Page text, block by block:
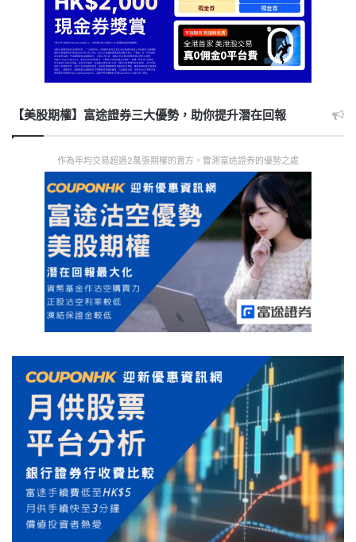
【美股期權】富途證券三大優勢，助你提升潛在回報
作為年均交易超過2萬張期權的賣方，實測富途證券的優勢之處